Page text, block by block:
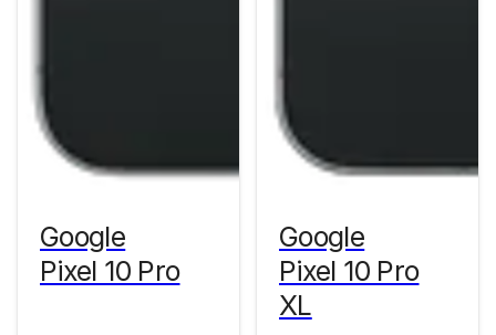
Google
Pixel 10 Pro
Google
Pixel 10 Pro
XL